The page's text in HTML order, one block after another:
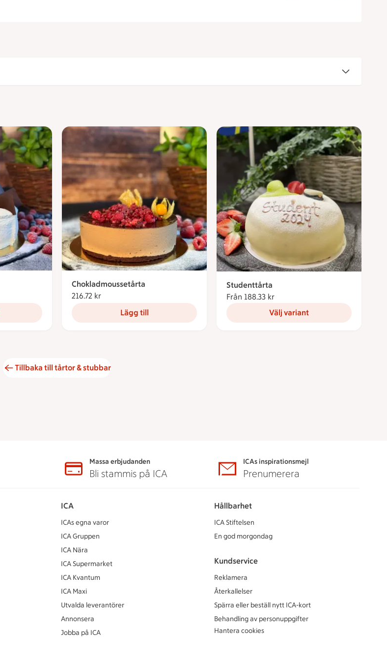
Chokladmoussetårta
216.72 kr
Lägg till
Studenttårta
Från 188.33 kr
Välj variant
Tillbaka till tårtor & stubbar
Massa erbjudanden
Bli stammis på ICA
ICAs inspirationsmejl
Prenumerera
ICA
ICAs egna varor
ICA Gruppen
ICA Nära
ICA Supermarket
ICA Kvantum
ICA Maxi
Utvalda leverantörer
Annonsera
Jobba på ICA
Hållbarhet
ICA Stiftelsen
En god morgondag
Kundservice
Reklamera
Återkallelser
Spärra eller beställ nytt ICA-kort
Behandling av personuppgifter
Hantera cookies